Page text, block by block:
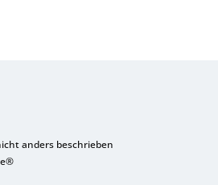
anders beschrieben